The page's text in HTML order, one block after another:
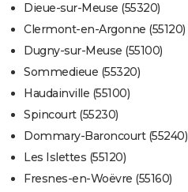
Dieue-sur-Meuse (55320)
Clermont-en-Argonne (55120)
Dugny-sur-Meuse (55100)
Sommedieue (55320)
Haudainville (55100)
Spincourt (55230)
Dommary-Baroncourt (55240)
Les Islettes (55120)
Fresnes-en-Woëvre (55160)